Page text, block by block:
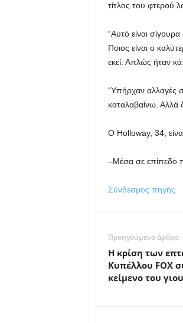
τίτλος του φτερού
“Αυτό είναι
Ποιος είναι ο
εκεί. Απλώς ήταν
“Υπήρχαν αλλαγές
καταλαβαίνω. Αλλά
Ο Holloway, 34,
–Μέσα σε επίπεδο
Σύνδεσμος πηγής
Προηγούμενο άρθρο
Η κρίση των
Κυπέλλου FOX
κείμενο του γιου